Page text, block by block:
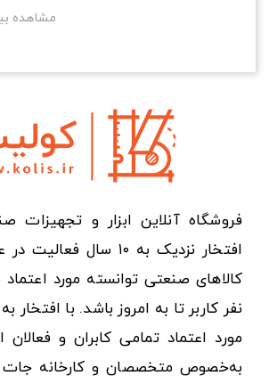
مشاهده
فروشگاه آنلاین ابزار و تجهیزات
افتخار نزدیک به ۱۰ سال
نفر کاربر تا به امروز باشد. با افتخار
مورد اعتماد تمامی کابران و فعالان
به‌خصوص متخصصان و کارخانه